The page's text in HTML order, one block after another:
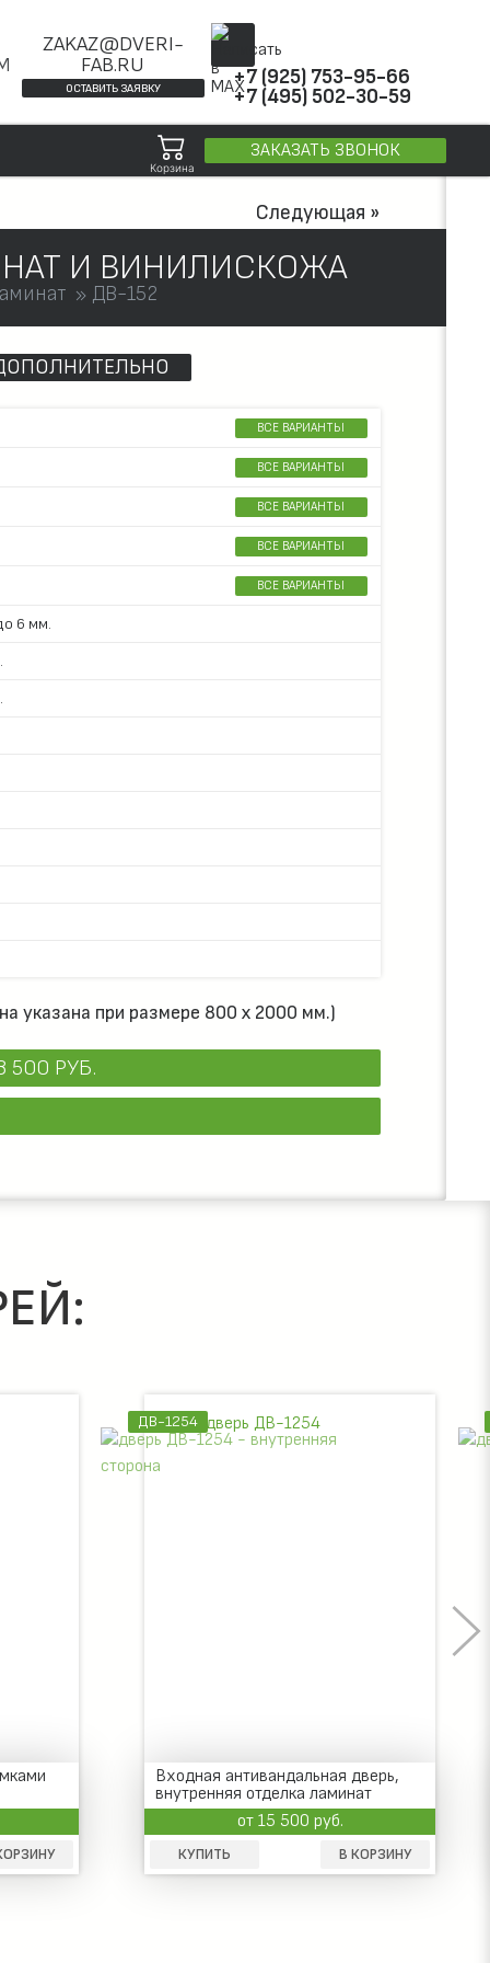
ZAKAZ@DVERI-
FAB.RU
ОСТАВИТЬ ЗАЯВКУ +7 (925) 753-95-66
+7 (495) 502-30-59
Корзина
ЗАКАЗАТЬ ЗВОНОК
Следующая »
И ВИНИЛИСКОЖА
ДВ-152
ВСЕ ВАРИАНТЫ
ВСЕ ВАРИАНТЫ
ВСЕ ВАРИАНТЫ
ВСЕ ВАРИАНТЫ
ВСЕ ВАРИАНТЫ
6 мм.
указана при размере 800 х 2000 мм.)
500 РУБ.
ДВ-161
Антивандальная дверь без глазка,
ламинат внутри
от 8 700 руб.
КУПИТЬ В КОРЗИНУ